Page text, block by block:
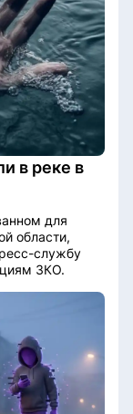
в реке в
для
области,
службу
ЗКО.